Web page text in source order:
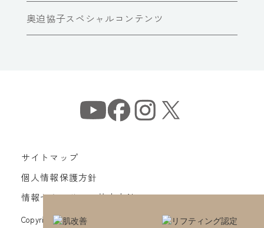
奥迫協子スペシャルコンテンツ
サイトマップ
個人情報保護方針
情報セキュリティ基本方針
Copyright© Dr Recella All Rights Reserved.